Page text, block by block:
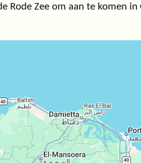
Rode Zee om aan te komen in